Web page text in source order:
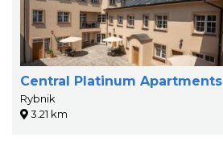
Central Platinum Apartments
Rybnik
3.21 km